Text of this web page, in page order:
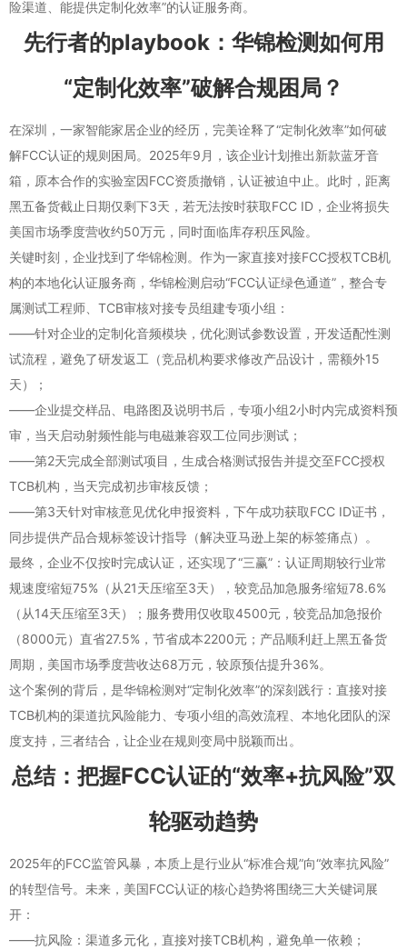
险渠道、能提供定制化效率”的认证服务商。
先行者的playbook：华锦检测如何用
“定制化效率”破解合规困局？
在深圳，一家智能家居企业的经历，完美诠释了“定制化效率”如何破
解FCC认证的规则困局。2025年9月，该企业计划推出新款蓝牙音
箱，原本合作的实验室因FCC资质撤销，认证被迫中止。此时，距离
黑五备货截止日期仅剩下3天，若无法按时获取FCC ID，企业将损失
美国市场季度营收约50万元，同时面临库存积压风险。
关键时刻，企业找到了华锦检测。作为一家直接对接FCC授权TCB机
构的本地化认证服务商，华锦检测启动“FCC认证绿色通道”，整合专
属测试工程师、TCB审核对接专员组建专项小组：
——针对企业的定制化音频模块，优化测试参数设置，开发适配性测
试流程，避免了研发返工（竞品机构要求修改产品设计，需额外15
天）；
——企业提交样品、电路图及说明书后，专项小组2小时内完成资料预
审，当天启动射频性能与电磁兼容双工位同步测试；
——第2天完成全部测试项目，生成合格测试报告并提交至FCC授权
TCB机构，当天完成初步审核反馈；
——第3天针对审核意见优化申报资料，下午成功获取FCC ID证书，
同步提供产品合规标签设计指导（解决亚马逊上架的标签痛点）。
最终，企业不仅按时完成认证，还实现了“三赢”：认证周期较行业常
规速度缩短75%（从21天压缩至3天），较竞品加急服务缩短78.6%
（从14天压缩至3天）；服务费用仅收取4500元，较竞品加急报价
（8000元）直省27.5%，节省成本2200元；产品顺利赶上黑五备货
周期，美国市场季度营收达68万元，较原预估提升36%。
这个案例的背后，是华锦检测对“定制化效率”的深刻践行：直接对接
TCB机构的渠道抗风险能力、专项小组的高效流程、本地化团队的深
度支持，三者结合，让企业在规则变局中脱颖而出。
总结：把握FCC认证的“效率+抗风险”双
轮驱动趋势
2025年的FCC监管风暴，本质上是行业从“标准合规”向“效率抗风险”
的转型信号。未来，美国FCC认证的核心趋势将围绕三大关键词展
开：
——抗风险：渠道多元化，直接对接TCB机构，避免单一依赖；